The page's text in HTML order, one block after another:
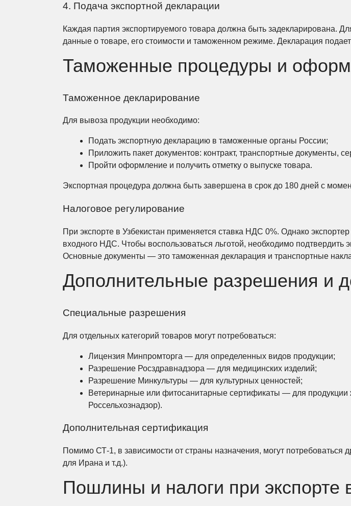
4. Подача экспортной декларации
Каждая партия экспортируемого товара должна быть задекларирована.
данные о товаре, его стоимости и таможенном режиме. Декларация
Таможенные процедуры и
Таможенное декларирование
Для вывоза продукции необходимо:
Подать экспортную декларацию в таможенные органы России;
Приложить пакет документов: контракт, транспортные документы,
Пройти оформление и получить отметку о выпуске товара.
Экспортная процедура должна быть завершена в срок до 180 дней с
Налоговое регулирование
При экспорте в Узбекистан применяется ставка НДС 0%. Однако
входного НДС. Чтобы воспользоваться льготой, необходимо подтвердить
Основные документы — это таможенная декларация и транспортные
Дополнительные разрешения и
Специальные разрешения
Для отдельных категорий товаров могут потребоваться:
Лицензия Минпромторга — для определенных видов продукции;
Разрешение Росздравнадзора — для медицинских изделий;
Разрешение Минкультуры — для культурных ценностей;
Ветеринарные или фитосанитарные сертификаты — для
Россельхознадзор).
Дополнительная сертификация
Помимо СТ-1, в зависимости от страны назначения, могут
для Ирана и т.д.).
Пошлины и налоги при экспорте